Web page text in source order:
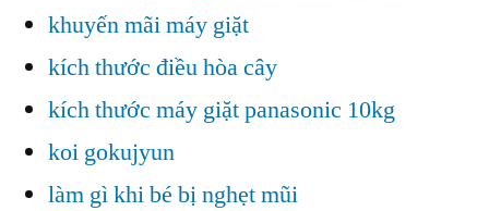
khuyến mãi máy giặt
kích thước điều hòa cây
kích thước máy giặt panasonic 10kg
koi gokujyun
làm gì khi bé bị nghẹt mũi